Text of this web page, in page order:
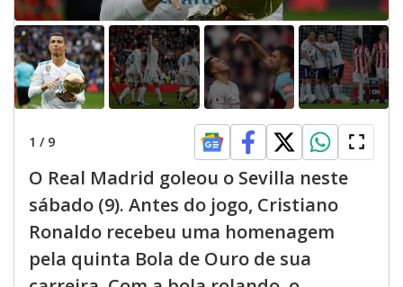
1 / 9
O Real Madrid goleou o Sevilla neste
sábado (9). Antes do jogo, Cristiano
Ronaldo recebeu uma homenagem
pela quinta Bola de Ouro de sua